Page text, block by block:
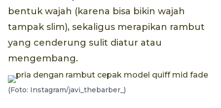
bentuk wajah (karena bisa bikin wajah
tampak slim), sekaligus merapikan rambut
yang cenderung sulit diatur atau
mengembang.
(Foto: Instagram/javi_thebarber_)